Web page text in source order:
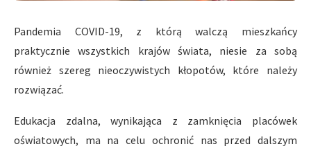
Pandemia COVID-19, z którą walczą mieszkańcy
praktycznie wszystkich krajów świata, niesie za sobą
również szereg nieoczywistych kłopotów, które należy
rozwiązać.
Edukacja zdalna, wynikająca z zamknięcia placówek
oświatowych, ma na celu ochronić nas przed dalszym